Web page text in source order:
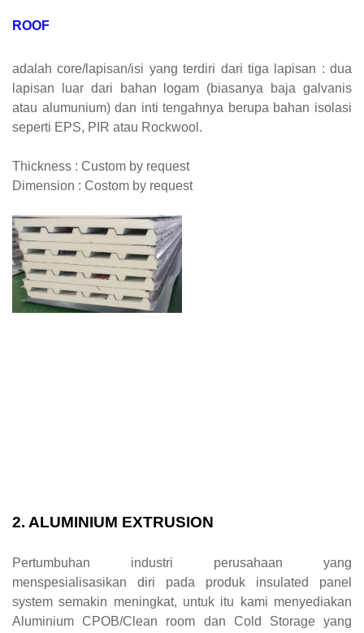
ROOF
adalah core/lapisan/isi yang terdiri dari tiga lapisan : dua
lapisan luar dari bahan logam (biasanya baja galvanis
atau alumunium) dan inti tengahnya berupa bahan isolasi
seperti EPS, PIR atau Rockwool.
Thickness : Custom by request
Dimension : Costom by request
2. ALUMINIUM EXTRUSION
Pertumbuhan industri perusahaan yang
menspesialisasikan diri pada produk insulated panel
system semakin meningkat, untuk itu kami menyediakan
Aluminium CPOB/Clean room dan Cold Storage yang